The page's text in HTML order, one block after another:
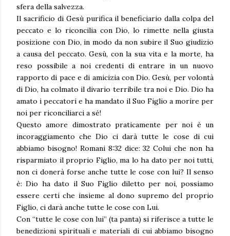
sfera della salvezza.
Il sacrificio di Gesù purifica il beneficiario dalla colpa del
peccato e lo riconcilia con Dio, lo rimette nella giusta
posizione con Dio, in modo da non subire il Suo giudizio
a causa del peccato. Gesù, con la sua vita e la morte, ha
reso possibile a noi credenti di entrare in un nuovo
rapporto di pace e di amicizia con Dio. Gesù, per volontà
di Dio, ha colmato il divario terribile tra noi e Dio. Dio ha
amato i peccatori e ha mandato il Suo Figlio a morire per
noi per riconciliarci a sé!
Questo amore dimostrato praticamente per noi è un
incoraggiamento che Dio ci darà tutte le cose di cui
abbiamo bisogno! Romani 8:32 dice: 32 Colui che non ha
risparmiato il proprio Figlio, ma lo ha dato per noi tutti,
non ci donerà forse anche tutte le cose con lui? Il senso
è: Dio ha dato il Suo Figlio diletto per noi, possiamo
essere certi che insieme al dono supremo del proprio
Figlio, ci darà anche tutte le cose con Lui.
Con “tutte le cose con lui” (ta panta) si riferisce a tutte le
benedizioni spirituali e materiali di cui abbiamo bisogno